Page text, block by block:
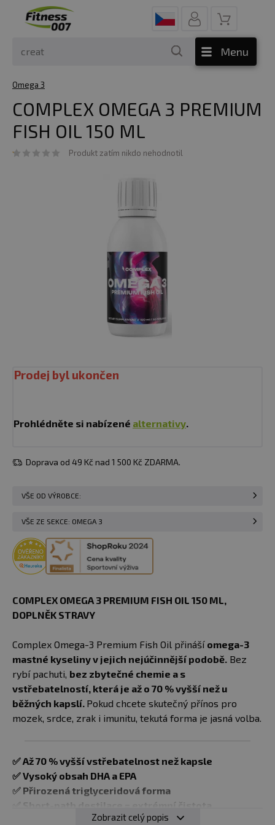
Menu
Omega 3
COMPLEX OMEGA 3 PREMIUM
FISH OIL 150 ML
Produkt zatím nikdo nehodnotil
Prodej byl ukončen
Prohlédněte si nabízené alternativy.
Doprava od 49 Kč nad 1 500 Kč ZDARMA.
VŠE OD VÝROBCE:
VŠE ZE SEKCE: OMEGA 3
COMPLEX OMEGA 3 PREMIUM FISH OIL 150 ML,
DOPLNĚK STRAVY
Complex Omega-3 Premium Fish Oil přináší omega-3
mastné kyseliny v jejich nejúčinnější podobě. Bez
rybí pachuti, bez zbytečné chemie a s
vstřebatelností, která je až o 70 % vyšší než u
běžných kapslí. Pokud chcete skutečný přínos pro
mozek, srdce, zrak i imunitu, tekutá forma je jasná volba.
✅Až 70 % vyšší vstřebatelnost než kapsle
✅Vysoký obsah DHA a EPA
✅ Přirozená triglyceridová forma
✅ Short-path destilace = extrémní čistota
Jemná citronová chuťZobrazit celý popis